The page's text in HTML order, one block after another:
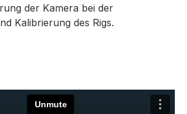
der Kamera bei der
Kalibrierung des Rigs.